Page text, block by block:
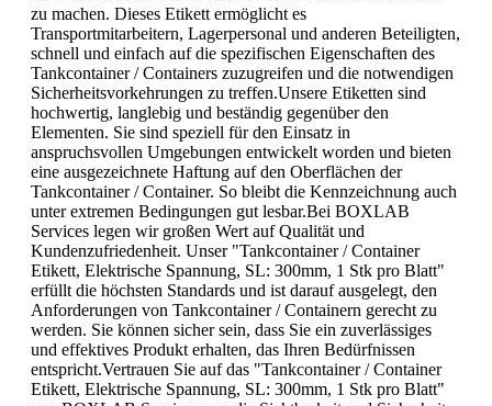
zu machen. Dieses Etikett ermöglicht es
Transportmitarbeitern, Lagerpersonal und anderen Beteiligten,
schnell und einfach auf die spezifischen Eigenschaften des
Tankcontainer / Containers zuzugreifen und die notwendigen
Sicherheitsvorkehrungen zu treffen.Unsere Etiketten sind
hochwertig, langlebig und beständig gegenüber den
Elementen. Sie sind speziell für den Einsatz in
anspruchsvollen Umgebungen entwickelt worden und bieten
eine ausgezeichnete Haftung auf den Oberflächen der
Tankcontainer / Container. So bleibt die Kennzeichnung auch
unter extremen Bedingungen gut lesbar.Bei BOXLAB
Services legen wir großen Wert auf Qualität und
Kundenzufriedenheit. Unser "Tankcontainer / Container
Etikett, Elektrische Spannung, SL: 300mm, 1 Stk pro Blatt"
erfüllt die höchsten Standards und ist darauf ausgelegt, den
Anforderungen von Tankcontainer / Containern gerecht zu
werden. Sie können sicher sein, dass Sie ein zuverlässiges
und effektives Produkt erhalten, das Ihren Bedürfnissen
entspricht.Vertrauen Sie auf das "Tankcontainer / Container
Etikett, Elektrische Spannung, SL: 300mm, 1 Stk pro Blatt"